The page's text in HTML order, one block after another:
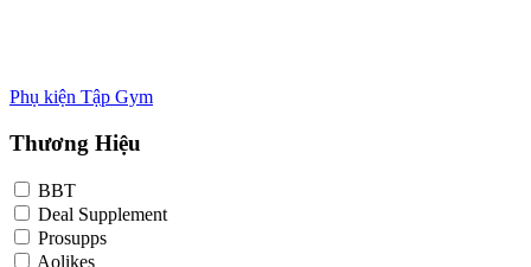
Phụ kiện Tập Gym
Thương Hiệu
BBT
Deal Supplement
Prosupps
Aolikes